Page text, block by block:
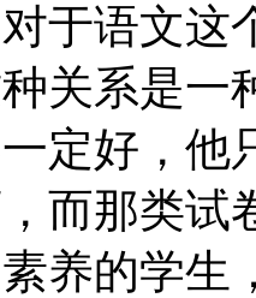
语文这
关系是一
定好，他
而那类试
养的学生